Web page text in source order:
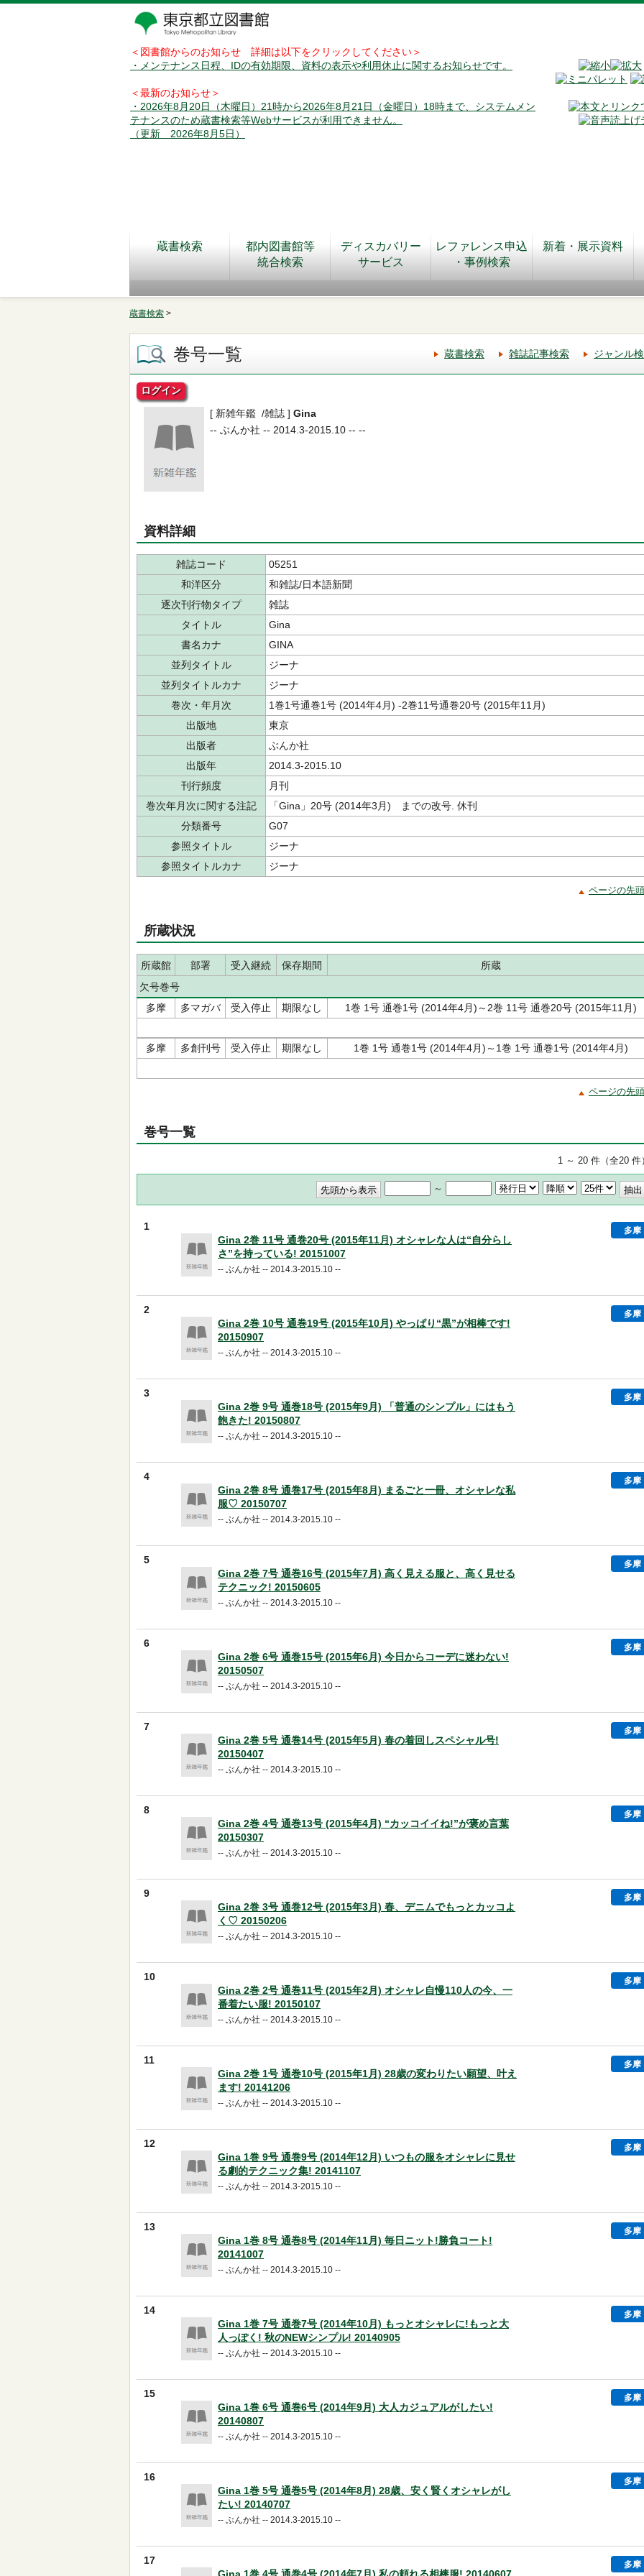
＜図書館からのお知らせ 詳細は以下をクリックしてください＞
・メンテナンス日程、IDの有効期限、資料の表示や利用休止に関するお知らせです。
＜最新のお知らせ＞
・2026年8月20日（木曜日）21時から2026年8月21日（金曜日）18時まで、システムメン
テナンスのため蔵書検索等Webサービスが利用できません。
（更新 2026年8月5日）
蔵書検索
都内図書館等
統合検索
ディスカバリー
サービス
レファレンス申込
・事例検索
新着・展示資料
蔵書検索 >
巻号一覧 蔵書検索 雑誌記事検索 ジャンル
ログイン
[ 新雑年鑑 /雑誌 ] Gina
-- ぶんか社 -- 2014.3-2015.10 -- --
資料詳細
雑誌コード
05251
和洋区分
和雑誌/日本語新聞
逐次刊行物タイプ
雑誌
タイトル
Gina
書名カナ
GINA
並列タイトル
ジーナ
並列タイトルカナ
ジーナ
巻次・年月次
1巻1号通巻1号 (2014年4月) -2巻11号通巻20号 (2015年11月)
出版地
東京
出版者
ぶんか社
出版年
2014.3-2015.10
刊行頻度
月刊
巻次年月次に関する注記
「Gina」20号 (2014年3月) までの改号. 休刊
分類番号
G07
参照タイトル
ジーナ
参照タイトルカナ
ジーナ
ページの先
所蔵状況
所蔵館 部署 受入継続 保存期間
所蔵
欠号巻号
多摩
多マガバ 受入停止 期限なし 1巻 1号 通巻1号 (2014年4月)～2巻 11号 通巻20号 (2015年11月)
多摩 多創刊号 受入停止 期限なし 1巻 1号 通巻1号 (2014年4月)～1巻 1号 通巻1号 (2014年4月)
ページの先
巻号一覧
1 ～ 20 件（全20 件
～
1
Gina 2巻 11号 通巻20号 (2015年11月) オシャレな人は“自分らし
さ”を持っている! 20151007
-- ぶんか社 -- 2014.3-2015.10 --
多摩
2
Gina 2巻 10号 通巻19号 (2015年10月) やっぱり“黒”が相棒です!
20150907
-- ぶんか社 -- 2014.3-2015.10 --
多摩
3
Gina 2巻 9号 通巻18号 (2015年9月) 「普通のシンプル」にはもう
飽きた! 20150807
-- ぶんか社 -- 2014.3-2015.10 --
多摩
4
Gina 2巻 8号 通巻17号 (2015年8月) まるごと一冊、オシャレな私
服♡ 20150707
-- ぶんか社 -- 2014.3-2015.10 --
多摩
5
Gina 2巻 7号 通巻16号 (2015年7月) 高く見える服と、高く見せる
テクニック! 20150605
-- ぶんか社 -- 2014.3-2015.10 --
多摩
6
Gina 2巻 6号 通巻15号 (2015年6月) 今日からコーデに迷わない!
20150507
-- ぶんか社 -- 2014.3-2015.10 --
多摩
7
Gina 2巻 5号 通巻14号 (2015年5月) 春の着回しスペシャル号!
20150407
-- ぶんか社 -- 2014.3-2015.10 --
多摩
8
Gina 2巻 4号 通巻13号 (2015年4月) “カッコイイね!”が褒め言葉
20150307
-- ぶんか社 -- 2014.3-2015.10 --
多摩
9
Gina 2巻 3号 通巻12号 (2015年3月) 春、デニムでもっとカッコよ
く♡ 20150206
-- ぶんか社 -- 2014.3-2015.10 --
多摩
10
Gina 2巻 2号 通巻11号 (2015年2月) オシャレ自慢110人の今、一
番着たい服! 20150107
-- ぶんか社 -- 2014.3-2015.10 --
多摩
11
Gina 2巻 1号 通巻10号 (2015年1月) 28歳の変わりたい願望、叶え
ます! 20141206
-- ぶんか社 -- 2014.3-2015.10 --
多摩
12
Gina 1巻 9号 通巻9号 (2014年12月) いつもの服をオシャレに見せ
る劇的テクニック集! 20141107
-- ぶんか社 -- 2014.3-2015.10 --
多摩
13
Gina 1巻 8号 通巻8号 (2014年11月) 毎日ニット!勝負コート!
20141007
-- ぶんか社 -- 2014.3-2015.10 --
多摩
14
Gina 1巻 7号 通巻7号 (2014年10月) もっとオシャレに!もっと大
人っぽく! 秋のNEWシンプル! 20140905
-- ぶんか社 -- 2014.3-2015.10 --
多摩
15
Gina 1巻 6号 通巻6号 (2014年9月) 大人カジュアルがしたい!
20140807
-- ぶんか社 -- 2014.3-2015.10 --
多摩
16
Gina 1巻 5号 通巻5号 (2014年8月) 28歳、安く賢くオシャレがし
たい! 20140707
-- ぶんか社 -- 2014.3-2015.10 --
多摩
17
多摩